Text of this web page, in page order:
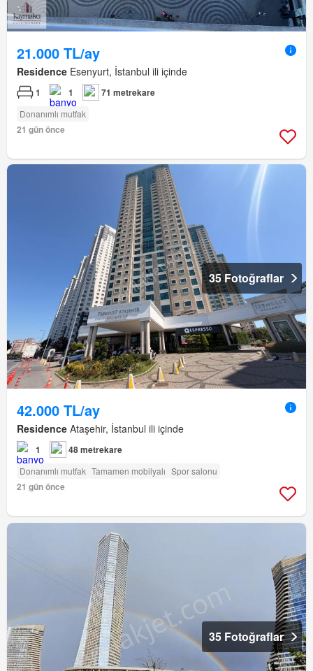
21.000 TL/ay
Residence Esenyurt, İstanbul ili içinde
1 1 71 metrekare
Donanımlı mutfak
21 gün önce
35 Fotoğraflar
42.000 TL/ay
Residence Ataşehir, İstanbul ili içinde
1 48 metrekare
Donanımlı mutfak Tamamen mobilyalı Spor salonu
21 gün önce
35 Fotoğraflar